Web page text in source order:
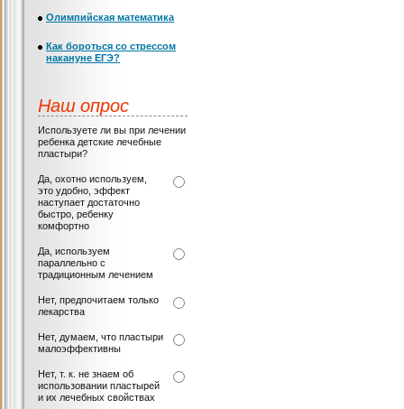
Олимпийская математика
Как бороться со стрессом
накануне ЕГЭ?
Наш опрос
Используете ли вы при лечении
ребенка детские лечебные
пластыри?
Да, охотно используем,
это удобно, эффект
наступает достаточно
быстро, ребенку
комфортно
Да, используем
параллельно с
традиционным лечением
Нет, предпочитаем только
лекарства
Нет, думаем, что пластыри
малоэффективны
Нет, т. к. не знаем об
использовании пластырей
и их лечебных свойствах